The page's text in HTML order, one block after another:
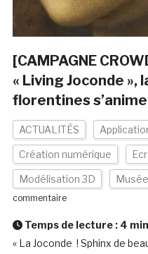
[CAMPAGNE
« Living Joconde »,
florentines
ACTUALITÉS
Création numérique
Modélisation 3D Musée
commentaire
Temps de lecture : 4 min
« La Joconde ! Sphinx de